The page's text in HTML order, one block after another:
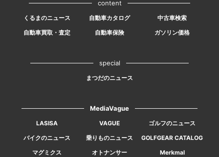
content
くるまのニュース 自動車カタログ
中古車検索
自動車買取・査定
自動車保険 ガソリン価格
special
まつだのニュース
MediaVague
LASISA VAGUE
ゴルフのニュース
バイクのニュース
乗りものニュース
GOLFGEAR CATALOG
マグミクス
オトナンサー Merkmal